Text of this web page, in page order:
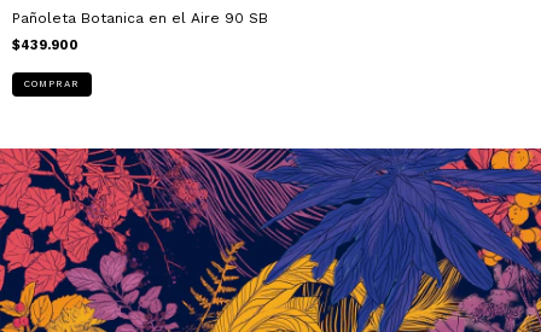
Pañoleta Botanica en el Aire 90 SB
$439.900